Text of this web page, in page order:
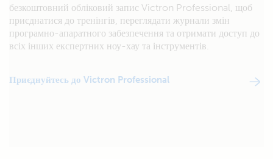
безкоштовний обліковий запис Victron Professional, щоб
приєднатися до тренінгів, переглядати журнали змін
програмно-апаратного забезпечення та отримати доступ до
всіх інших експертних ноу-хау та інструментів.
Приєднуйтесь до Victron Professional